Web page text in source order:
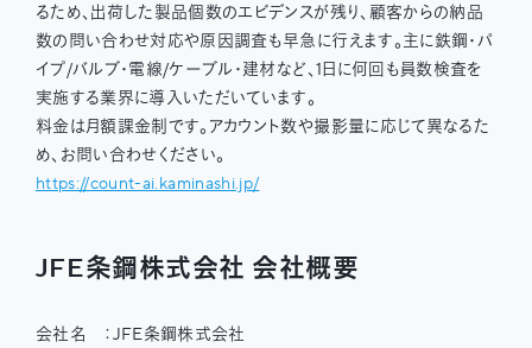
るため、出荷した製品個数のエビデンスが残り、顧客からの納品
数の問い合わせ対応や原因調査も早急に行えます。主に鉄鋼・パ
イプ/バルブ・電線/ケーブル・建材など、1日に何回も員数検査を
実施する業界に導入いただいています。
料金は月額課金制です。アカウント数や撮影量に応じて異なるた
め、お問い合わせください。
https://count-ai.kaminashi.jp/
JFE条鋼株式会社 会社概要
会社名 ：JFE条鋼株式会社